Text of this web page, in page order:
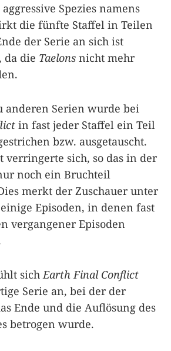
Spezies namens
die fünfte Staffel in Teilen
der Serie an sich ist
da die Taelons nicht mehr
anderen Serien wurde bei
in fast jeder Staffel ein Teil
bzw. ausgetauscht.
verringerte sich, so das in der
noch ein Bruchteil
merkt der Zuschauer unter
Episoden, in denen fast
vergangener Episoden
sich Earth Final Conflict
Serie an, bei der der
Ende und die Auflösung des
betrogen wurde.